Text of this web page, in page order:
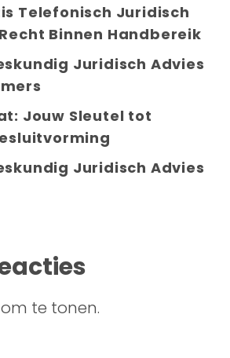
Telefonisch Juridisch
Binnen Handbereik
Juridisch Advies
Jouw Sleutel tot
Juridisch Advies
te tonen.